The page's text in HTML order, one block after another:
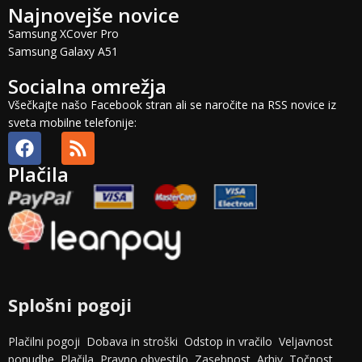
Najnovejše novice
Samsung XCover Pro
Samsung Galaxy A51
Socialna omrežja
Všečkajte našo Facebook stran ali se naročite na RSS novice iz
sveta mobilne telefonije:
Plačila
Splošni pogoji
Plačilni pogoji Dobava in stroški Odstop in vračilo Veljavnost
ponudbe Plačila Pravno obvestilo Zasebnost Arhiv Točnost